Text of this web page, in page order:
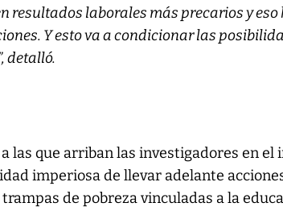
resultados laborales más precarios y eso
Y esto va a condicionar las
detalló.
las que arriban las investigadores en el
imperiosa de llevar adelante
de pobreza vinculadas a la